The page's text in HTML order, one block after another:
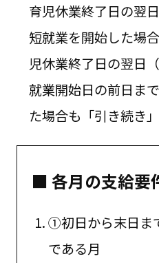
育児休業終了日の翌
短就業を開始した場
児休業終了日の翌日
就業開始日の前日ま
た場合も「引き続き
■ 各月の支給要
①初日から末日ま
である月